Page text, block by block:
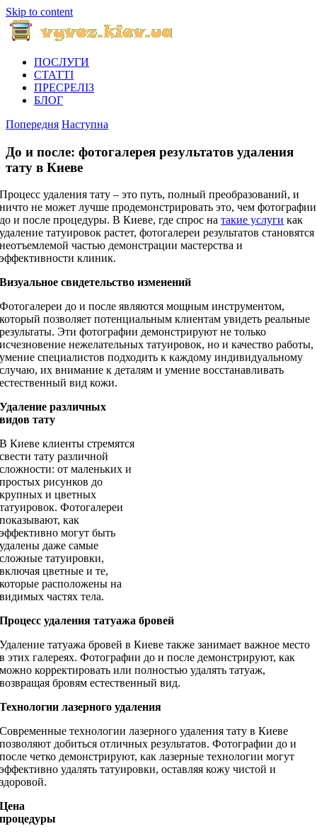
Skip to content
ПОСЛУГИ
СТАТТІ
ПРЕСРЕЛІЗ
БЛОГ
Попередня Наступна
До и после: фотогалерея результатов удаления
тату в Киеве
Процесс удаления тату – это путь, полный преобразований, и
ничто не может лучше продемонстрировать это, чем фотографии
до и после процедуры. В Киеве, где спрос натакие услуги как
удаление татуировок растет, фотогалереи результатов становятся
неотъемлемой частью демонстрации мастерства и
эффективности клиник.
Визуальное свидетельство изменений
Фотогалереи до и после являются мощным инструментом,
который позволяет потенциальным клиентам увидеть реальные
результаты. Эти фотографии демонстрируют не только
исчезновение нежелательных татуировок, но и качество работы,
умение специалистов подходить к каждому индивидуальному
случаю, их внимание к деталям и умение восстанавливать
естественный вид кожи.
Удаление различных
видов тату
В Киеве клиенты стремятся
свести тату различной
сложности: от маленьких и
простых рисунков до
крупных и цветных
татуировок. Фотогалереи
показывают, как
эффективно могут быть
удалены даже самые
сложные татуировки,
включая цветные и те,
которые расположены на
видимых частях тела.
Процесс удаления татуажа бровей
Удаление татуажа бровей в Киеве также занимает важное место
в этих галереях. Фотографии до и после демонстрируют, как
можно корректировать или полностью удалять татуаж,
возвращая бровям естественный вид.
Технологии лазерного удаления
Современные технологии лазерного удаления тату в Киеве
позволяют добиться отличных результатов. Фотографии до и
после четко демонстрируют, как лазерные технологии могут
эффективно удалять татуировки, оставляя кожу чистой и
здоровой.
Цена
процедуры